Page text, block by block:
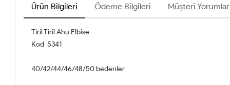
Ürün Bilgileri Ödeme Bilgileri Müşteri
Tiril Tiril Ahu Elbise
Kod 5341
40/42/44/46/48/50 bedenler